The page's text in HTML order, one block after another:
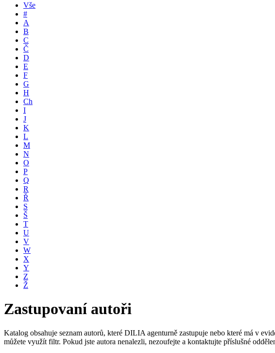
Vše
#
A
B
C
Č
D
E
F
G
H
Ch
I
J
K
L
M
N
O
P
Q
R
Ř
S
Š
T
U
V
W
X
Y
Z
Ž
Zastupovaní autoři
Katalog obsahuje seznam autorů, které DILIA agenturně zastupuje nebo které má v
můžete využít filtr. Pokud jste autora nenalezli, nezoufejte a kontaktujte příslušné